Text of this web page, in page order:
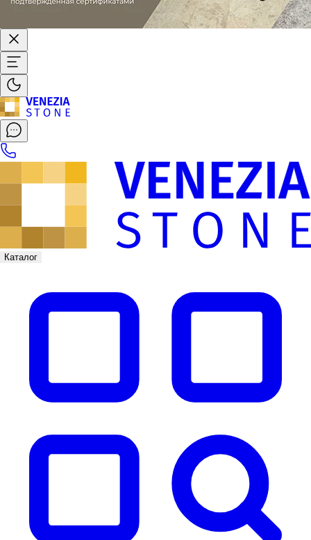
Каталог